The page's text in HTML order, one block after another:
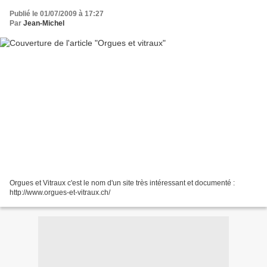
Publié le 01/07/2009 à 17:27
Par Jean-Michel
Orgues et Vitraux c'est le nom d'un site très intéressant et documenté :
http://www.orgues-et-vitraux.ch/